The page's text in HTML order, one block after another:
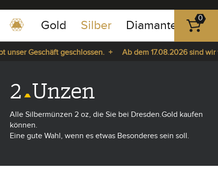
0351
-
43
Gold Silber Diamanten
0
Geschäft geschlossen. +
Ab dem 17.08.2026 sind wir
2 Unzen
Alle Silbermünzen 2 oz, die Sie bei Dresden.Gold kaufen
können.
Eine gute Wahl, wenn es etwas Besonderes sein soll.